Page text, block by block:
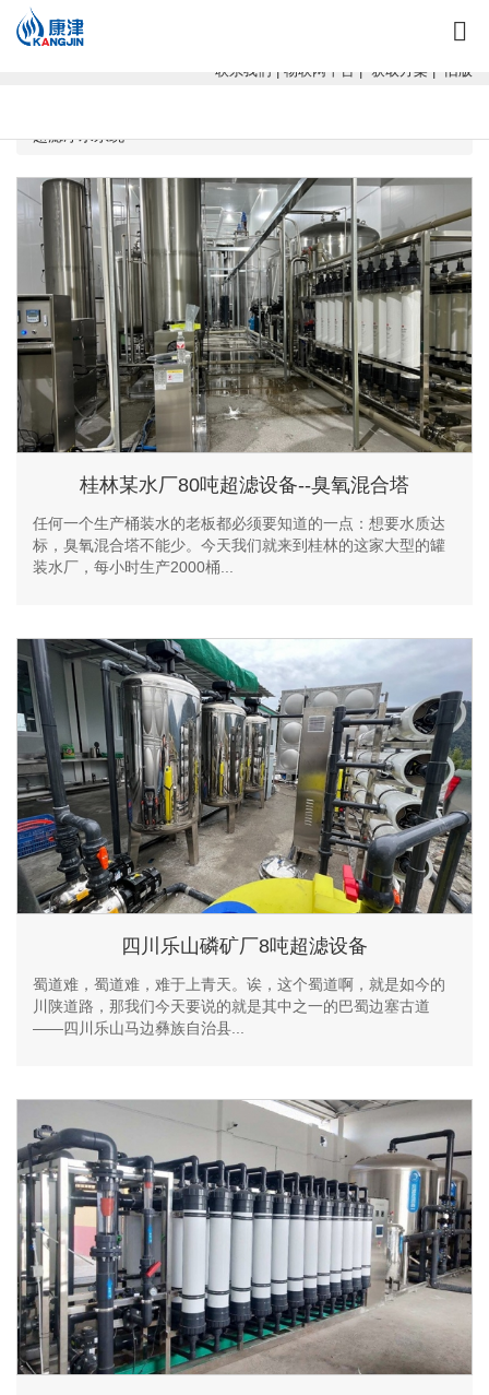
康津水处理：专注软化水设备、反渗透设备、超滤设备、一体化净水设
备！
联系我们 | 物联网平台 | 获取方案 | 旧版
超滤净水系统
桂林某水厂80吨超滤设备--臭氧混合塔
任何一个生产桶装水的老板都必须要知道的一点：想要水质达
标，臭氧混合塔不能少。今天我们就来到桂林的这家大型的罐
装水厂，每小时生产2000桶...
四川乐山磷矿厂8吨超滤设备
蜀道难，蜀道难，难于上青天。诶，这个蜀道啊，就是如今的
川陕道路，那我们今天要说的就是其中之一的巴蜀边塞古道
——四川乐山马边彝族自治县...